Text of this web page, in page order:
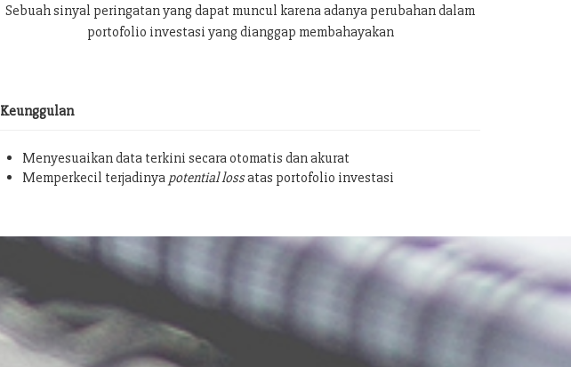
Sebuah sinyal peringatan yang dapat muncul karena adanya perubahan dalam
portofolio investasi yang dianggap membahayakan
Keunggulan
Menyesuaikan data terkini secara otomatis dan akurat
Memperkecil terjadinya potential lossatas portofolio investasi